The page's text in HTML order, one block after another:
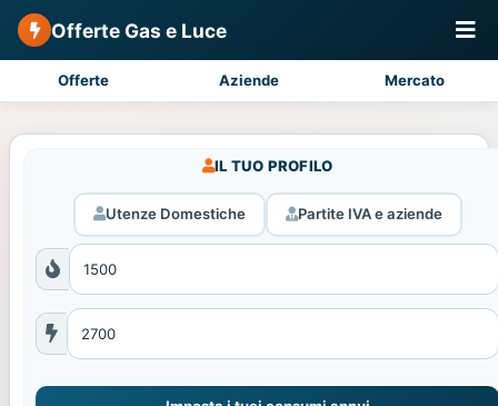
Offerte Gas e Luce
Offerte Aziende Mercato
IL TUO PROFILO
Utenze Domestiche Partite IVA e aziende